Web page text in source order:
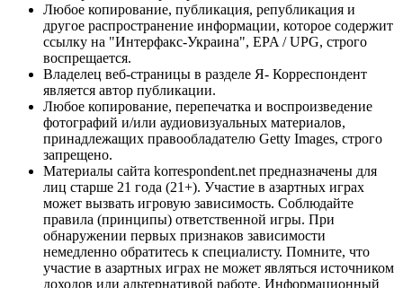
Любое копирование, публикация, републикация и
другое распространение информации, которое содержит
ссылку на "Интерфакс-Украина", EPA / UPG, строго
воспрещается.
Владелец веб-страницы в разделе Я- Корреспондент
является автор публикации.
Любое копирование, перепечатка и воспроизведение
фотографий и/или аудиовизуальных материалов,
принадлежащих правообладателю Getty Images, строго
запрещено.
Материалы сайта korrespondent.net предназначены для
лиц старше 21 года (21+). Участие в азартных играх
может вызвать игровую зависимость. Соблюдайте
правила (принципы) ответственной игры. При
обнаружении первых признаков зависимости
немедленно обратитесь к специалисту. Помните, что
участие в азартных играх не может являться источником
доходов или альтернативой работе. Информационный